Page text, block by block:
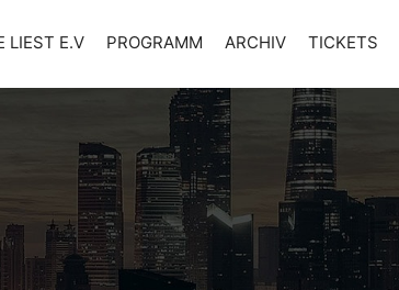
LIEST E.V PROGRAMM ARCHIV TICKETS